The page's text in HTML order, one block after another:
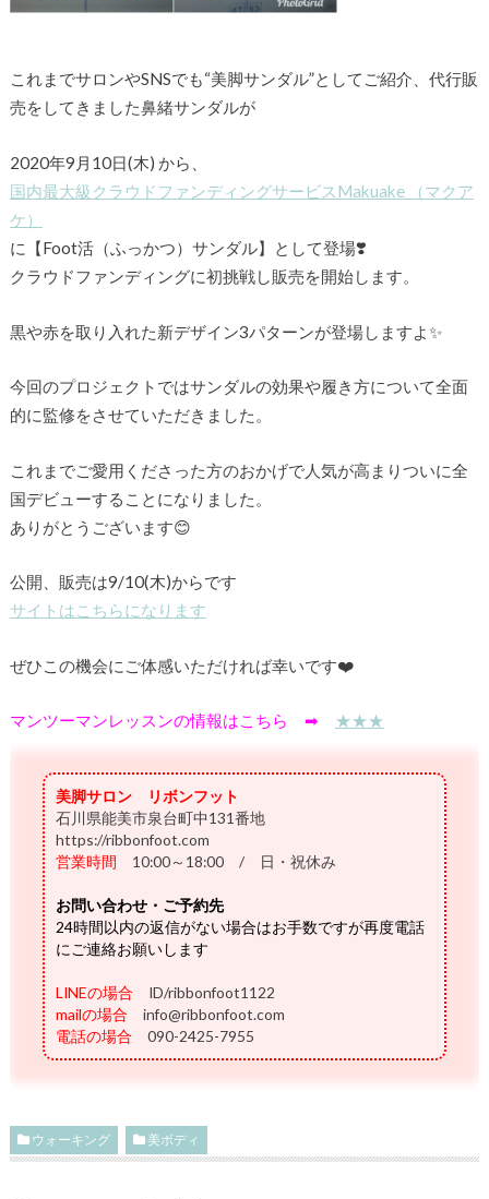
これまでサロンやSNSでも“美脚サンダル”としてご紹介、代行販
売をしてきました鼻緒サンダルが
2020年9月10日(木) から、
国内最大級クラウドファンディングサービスMakuake （マクア
ケ）
に【Foot活（ふっかつ）サンダル】として登場❣️
クラウドファンディングに初挑戦し販売を開始します。
黒や赤を取り入れた新デザイン3パターンが登場しますよ✨
今回のプロジェクトではサンダルの効果や履き方について全面
的に監修をさせていただきました。
これまでご愛用くださった方のおかげで人気が高まりついに全
国デビューすることになりました。
ありがとうございます😊
公開、販売は9/10(木)からです
サイトはこちらになります
ぜひこの機会にご体感いただければ幸いです❤️
マンツーマンレッスンの情報はこちら ➡ ★★★
美脚サロン リボンフット
石川県能美市泉台町中131番地
https://ribbonfoot.com
営業時間 10:00～18:00 / 日・祝休み
お問い合わせ・ご予約先
24時間以内の返信がない場合はお手数ですが再度電話
にご連絡お願いします
LINEの場合 ID/ribbonfoot1122
mailの場合 info@ribbonfoot.com
電話の場合 090-2425-7955
ウォーキング 美ボディ